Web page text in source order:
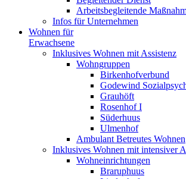
Arbeitsbegleitende
Infos für Unternehmen
Wohnen für
Erwachsene
Inklusives Wohnen mit Assistenz
Wohngruppen
Birkenhofverbund
Godewind
Grauhöft
Rosenhof I
Süderhuus
Ulmenhof
Ambulant Betreutes Wohnen
Inklusives Wohnen mit intensiver
Wohneinrichtungen
Braruphuus